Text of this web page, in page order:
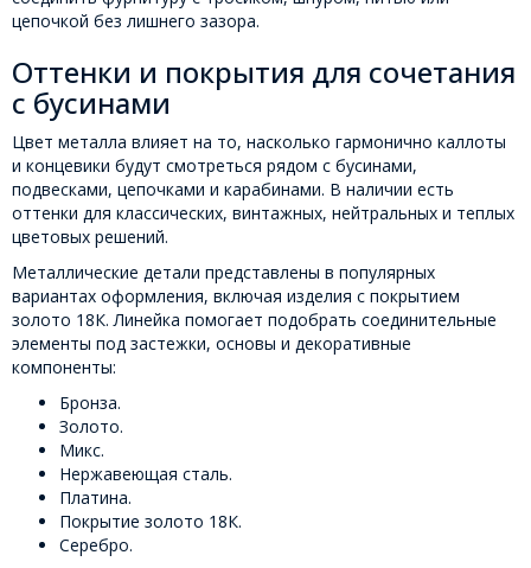
цепочкой без лишнего зазора.
Оттенки и покрытия для сочетания
с бусинами
Цвет металла влияет на то, насколько гармонично каллоты
и концевики будут смотреться рядом с бусинами,
подвесками, цепочками и карабинами. В наличии есть
оттенки для классических, винтажных, нейтральных и теплых
цветовых решений.
Металлические детали представлены в популярных
вариантах оформления, включая изделия с покрытием
золото 18К. Линейка помогает подобрать соединительные
элементы под застежки, основы и декоративные
компоненты:
Бронза.
Золото.
Микс.
Нержавеющая сталь.
Платина.
Покрытие золото 18К.
Серебро.